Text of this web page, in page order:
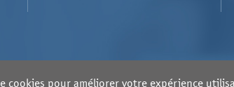
pour améliorer votre expérience